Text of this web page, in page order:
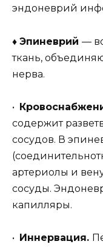
эндоневрий
♦ Эпиневрий —
ткань,
нерва.
•
содержит
сосудов. В
артериолы и
сосуды.
капилляры.
• Иннервация.